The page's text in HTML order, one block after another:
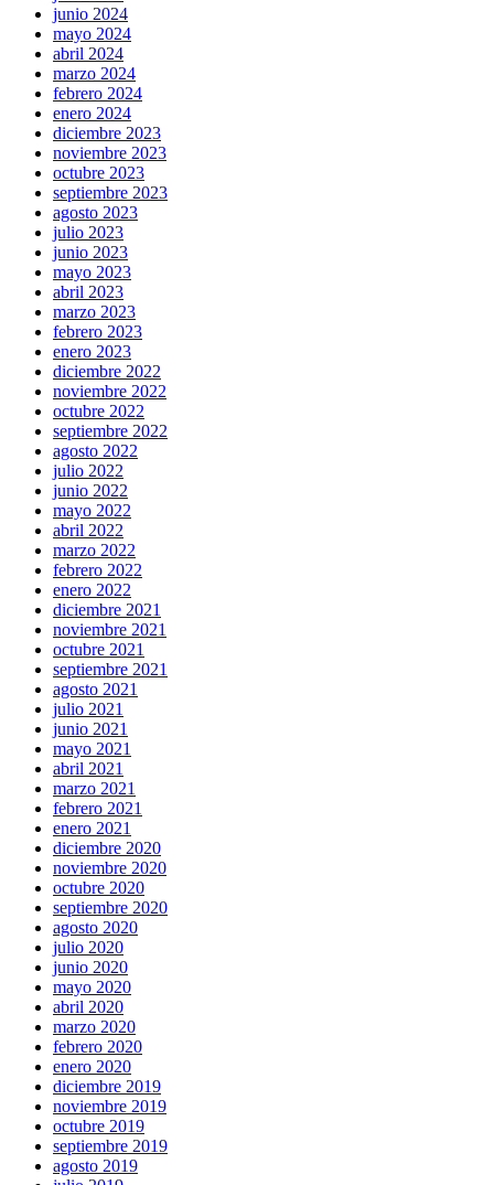
junio 2024
mayo 2024
abril 2024
marzo 2024
febrero 2024
enero 2024
diciembre 2023
noviembre 2023
octubre 2023
septiembre 2023
agosto 2023
julio 2023
junio 2023
mayo 2023
abril 2023
marzo 2023
febrero 2023
enero 2023
diciembre 2022
noviembre 2022
octubre 2022
septiembre 2022
agosto 2022
julio 2022
junio 2022
mayo 2022
abril 2022
marzo 2022
febrero 2022
enero 2022
diciembre 2021
noviembre 2021
octubre 2021
septiembre 2021
agosto 2021
julio 2021
junio 2021
mayo 2021
abril 2021
marzo 2021
febrero 2021
enero 2021
diciembre 2020
noviembre 2020
octubre 2020
septiembre 2020
agosto 2020
julio 2020
junio 2020
mayo 2020
abril 2020
marzo 2020
febrero 2020
enero 2020
diciembre 2019
noviembre 2019
octubre 2019
septiembre 2019
agosto 2019